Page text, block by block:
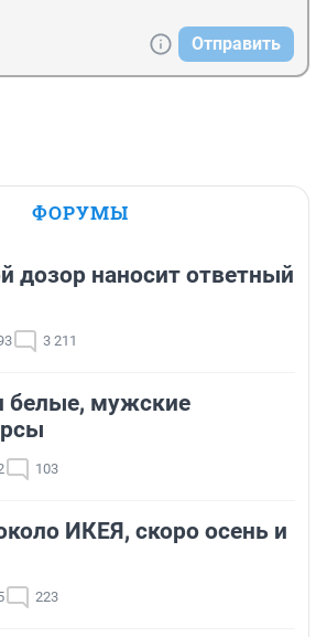
Отправить
ФОРУМЫ
дозор наносит ответный
3 211
белые, мужские
103
ИКЕЯ, скоро осень и
223